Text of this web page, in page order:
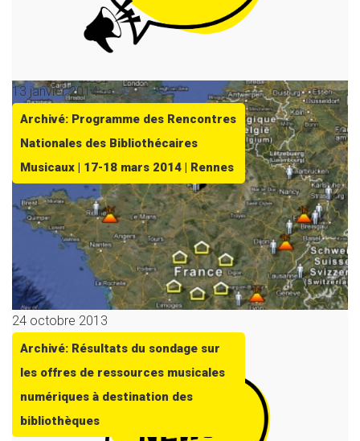
13 janvier 2014
Archivé: Programme des Rencontres
Nationales des Bibliothécaires
Musicaux | 17-18 mars 2014 | Rennes
24 octobre 2013
Archivé: Résultats du sondage sur
les offres de ressources musicales
numériques à destination des
bibliothèques